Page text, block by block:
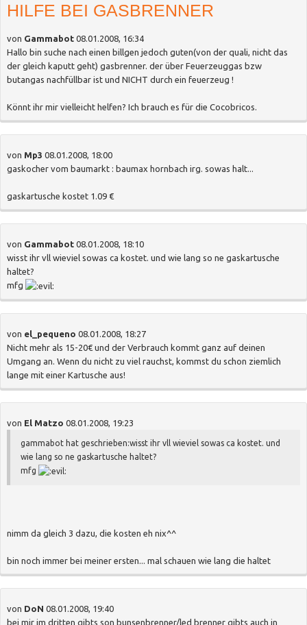
HILFE BEI GASBRENNER
von Gammabot 08.01.2008, 16:34
Hallo bin suche nach einen billgen jedoch guten(von der quali, nicht das
der gleich kaputt geht) gasbrenner. der über Feuerzeuggas bzw
butangas nachfüllbar ist und NICHT durch ein feuerzeug !
Könnt ihr mir vielleicht helfen? Ich brauch es für die Cocobricos.
von Mp3 08.01.2008, 18:00
gaskocher vom baumarkt : baumax hornbach irg. sowas halt...
gaskartusche kostet 1.09 €
von Gammabot 08.01.2008, 18:10
wisst ihr vll wieviel sowas ca kostet. und wie lang so ne gaskartusche
haltet?
mfg
von el_pequeno 08.01.2008, 18:27
Nicht mehr als 15-20€ und der Verbrauch kommt ganz auf deinen
Umgang an. Wenn du nicht zu viel rauchst, kommst du schon ziemlich
lange mit einer Kartusche aus!
von El Matzo 08.01.2008, 19:23
gammabot hat geschrieben:wisst ihr vll wieviel sowas ca kostet. und
wie lang so ne gaskartusche haltet?
mfg
nimm da gleich 3 dazu, die kosten eh nix^^
bin noch immer bei meiner ersten... mal schauen wie lang die haltet
von DoN 08.01.2008, 19:40
bei mir im dritten gibts son bunsenbrenner/led brenner gibts auch in